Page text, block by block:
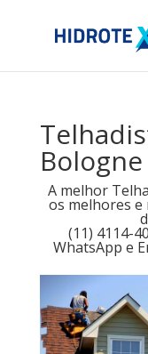
Bologne
A melhor
os melhores e
(11) 4114-
WhatsApp e